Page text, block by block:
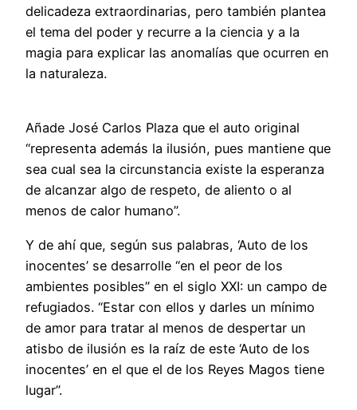
delicadeza extraordinarias, pero también plantea
el tema del poder y recurre a la ciencia y a la
magia para explicar las anomalías que ocurren en
la naturaleza.
Añade José Carlos Plaza que el auto original
“representa además la ilusión, pues mantiene que
sea cual sea la circunstancia existe la esperanza
de alcanzar algo de respeto, de aliento o al
menos de calor humano”.
Y de ahí que, según sus palabras, ‘Auto de los
inocentes’ se desarrolle “en el peor de los
ambientes posibles” en el siglo XXI: un campo de
refugiados. “Estar con ellos y darles un mínimo
de amor para tratar al menos de despertar un
atisbo de ilusión es la raíz de este ‘Auto de los
inocentes’ en el que el de los Reyes Magos tiene
lugar”.